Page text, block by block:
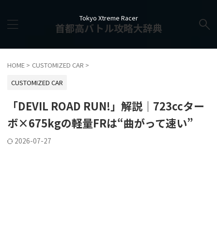
Tokyo Xtreme Racer
首都高バトル攻略大辞典
HOME > CUSTOMIZED CAR >
CUSTOMIZED CAR
「DEVIL ROAD RUN!」解説｜723ccター
ボ×675kgの軽量FRは“曲がって速い”
2026-07-27